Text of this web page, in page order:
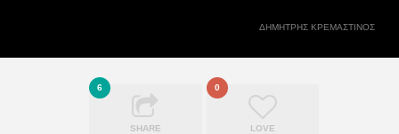
ΔΗΜΉΤΡΗΣ ΚΡΕΜΑΣΤΙΝΌΣ
6
SHARE
0
LOVE